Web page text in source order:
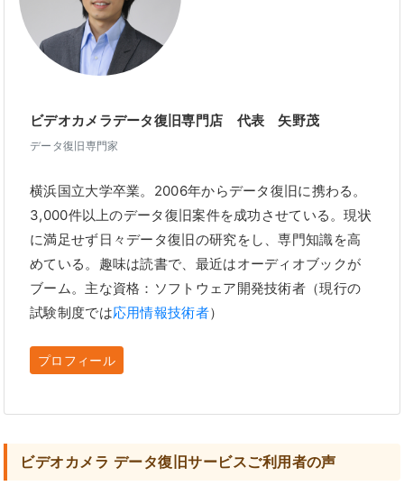
ビデオカメラデータ復旧専門店 代表 矢野茂
データ復旧専門家
横浜国立大学卒業。2006年からデータ復旧に携わる。
3,000件以上のデータ復旧案件を成功させている。現状
に満足せず日々データ復旧の研究をし、専門知識を高
めている。趣味は読書で、最近はオーディオブックが
ブーム。主な資格：ソフトウェア開発技術者（現行の
試験制度では応用情報技術者）
プロフィール
ビデオカメラ データ復旧サービスご利用者の声